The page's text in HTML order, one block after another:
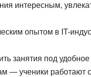
интересным,
опытом в IT-
занятия под
— ученики работают